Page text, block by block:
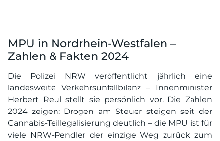
MPU in Nordrhein-Westfalen –
Zahlen & Fakten 2024
Die Polizei NRW veröffentlicht jährlich eine
landesweite Verkehrsunfallbilanz – Innenminister
Herbert Reul stellt sie persönlich vor. Die Zahlen
2024 zeigen: Drogen am Steuer steigen seit der
Cannabis-Teillegalisierung deutlich – die MPU ist für
viele NRW-Pendler der einzige Weg zurück zum